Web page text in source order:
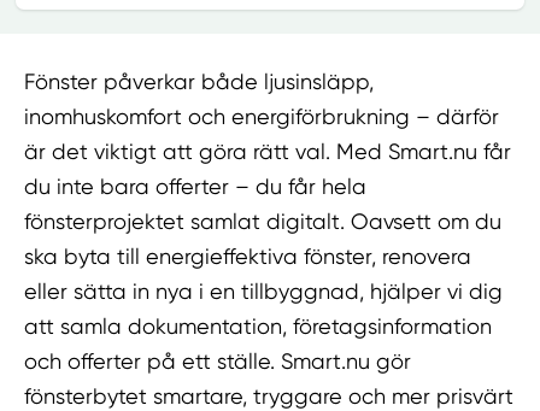
Fönster påverkar både ljusinsläpp,
inomhuskomfort och energiförbrukning – därför
är det viktigt att göra rätt val. Med Smart.nu får
du inte bara offerter – du får hela
fönsterprojektet samlat digitalt. Oavsett om du
ska byta till energieffektiva fönster, renovera
eller sätta in nya i en tillbyggnad, hjälper vi dig
att samla dokumentation, företagsinformation
och offerter på ett ställe. Smart.nu gör
fönsterbytet smartare, tryggare och mer prisvärt